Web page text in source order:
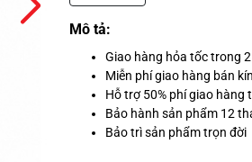
Mô tả:
Giao hàng hỏa tốc trong
Miễn phí giao hàng bán
Hỗ trợ 50% phí giao hàng
Bảo hành sản phẩm 12
Bảo trì sản phẩm trọn đời